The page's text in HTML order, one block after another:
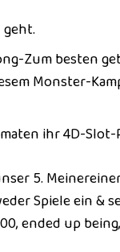
Zum besten
Monster-
ihr 4D-Slot-
5.
Spiele ein &
ended up